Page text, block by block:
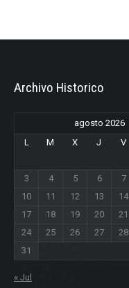
Archivo Historico
agosto 2026
L
M X J V
3
4 5 6 7
10
11 12 13 14
17
18 19 20 21
24
25 26 27 28
31
« Jul